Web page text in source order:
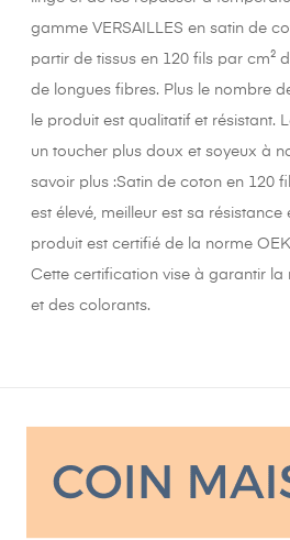
gamme VERSAILLES en satin de
partir de tissus en 120 fils par cm²
de longues fibres. Plus le nombre
le produit est qualitatif et résistant.
un toucher plus doux et soyeux à
savoir plus :Satin de coton en 120
est élevé, meilleur est sa résistance
produit est certifié de la norme
Cette certification vise à garantir la
et des colorants.